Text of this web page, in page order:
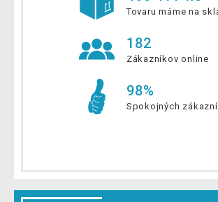
Tovaru máme na
182
Zákazníkov online
98%
Spokojných